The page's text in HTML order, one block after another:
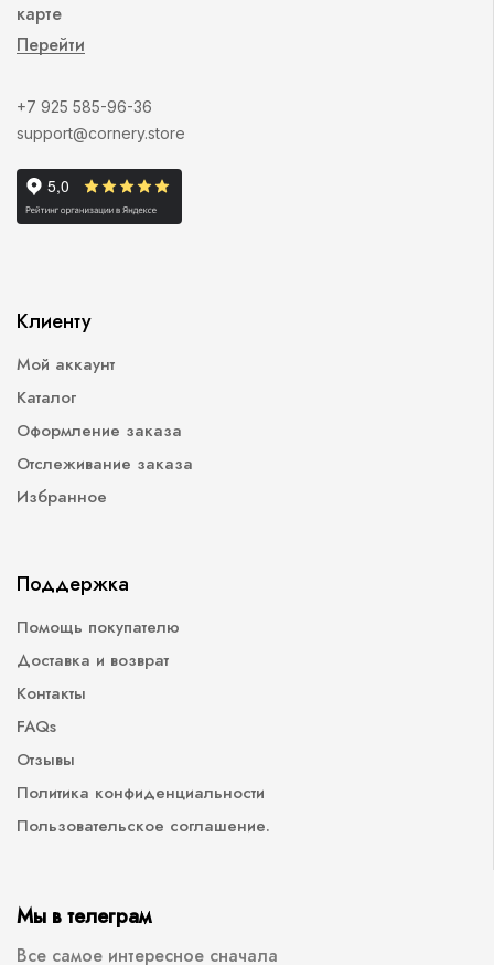
карте
Перейти
+7 925 585-96-36
support@cornery.store
Клиенту
Мой аккаунт
Каталог
Оформление заказа
Отслеживание заказа
Избранное
Поддержка
Помощь покупателю
Доставка и возврат
Контакты
FAQs
Отзывы
Политика конфиденциальности
Пользовательское соглашение.
Мы в телеграм
Все самое интересное сначала